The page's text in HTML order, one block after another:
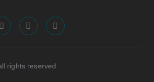
us on our facebook page: https://
us on our linkedin page:
screenreader.visit us on our
screenreader.visit us on our x
screenreader.visit us on
rights reserved